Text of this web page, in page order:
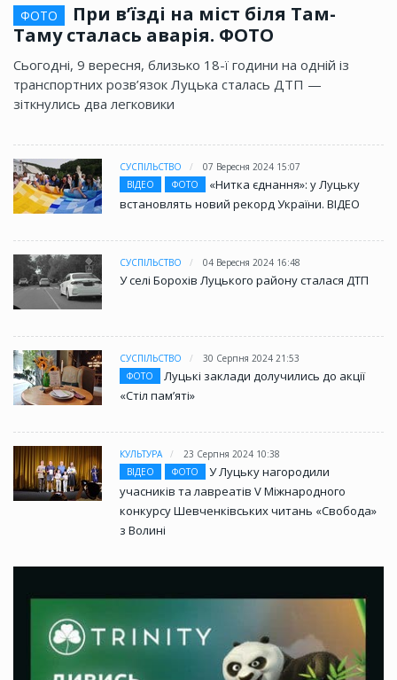
ФОТО
При в’їзді на міст біля Там-
Таму сталась аварія. ФОТО
Сьогодні, 9 вересня, близько 18-ї години на одній із
транспортних розв’язок Луцька сталась ДТП —
зіткнулись два легковики
СУСПІЛЬСТВО
07 Вересня 2024 15:07
ВІДЕО
ФОТО
«Нитка єднання»: у Луцьку
встановлять новий рекорд України. ВІДЕО
СУСПІЛЬСТВО 04 Вересня 2024 16:48
У селі Борохів Луцького району сталася ДТП
СУСПІЛЬСТВО
30 Серпня 2024 21:53
ФОТО
Луцькі заклади долучились до акції
«Стіл памʼяті»
КУЛЬТУРА
23 Серпня 2024 10:38
ВІДЕО
ФОТО
У Луцьку нагородили
учасників та лавреатів V Міжнародного
конкурсу Шевченківських читань «Свобода»
з Волині